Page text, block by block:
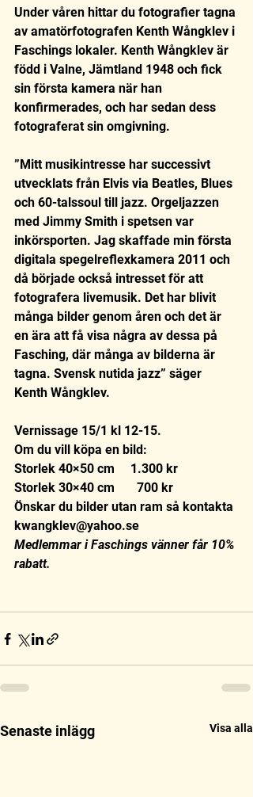
Under våren hittar du fotografier tagna
av amatörfotografen Kenth Wångklev i
Faschings lokaler. Kenth Wångklev är
född i Valne, Jämtland 1948 och fick
sin första kamera när han
konfirmerades, och har sedan dess
fotograferat sin omgivning.
”Mitt musikintresse har successivt
utvecklats från Elvis via Beatles, Blues
och 60-talssoul till jazz. Orgeljazzen
med Jimmy Smith i spetsen var
inkörsporten. Jag skaffade min första
digitala spegelreflexkamera 2011 och
då började också intresset för att
fotografera livemusik. Det har blivit
många bilder genom åren och det är
en ära att få visa några av dessa på
Fasching, där många av bilderna är
tagna. Svensk nutida jazz” säger
Kenth Wångklev.
Vernissage 15/1 kl 12-15.
Om du vill köpa en bild:
Storlek 40×50 cm     1.300 kr
Storlek 30×40 cm       700 kr
Önskar du bilder utan ram så kontakta
kwangklev@yahoo.se
Medlemmar i Faschings vänner får 10%
rabatt.
Senaste inlägg Visa alla